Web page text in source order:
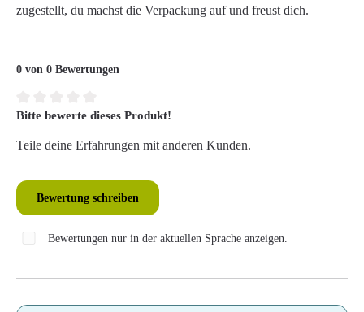
zugestellt, du machst die Verpackung auf und freust dich.
0 von 0 Bewertungen
Durchschnittliche Bewertung von 0 von 5 Sternen
Bitte bewerte dieses Produkt!
Teile deine Erfahrungen mit anderen Kunden.
Bewertung schreiben
Bewertungen nur in der aktuellen Sprache anzeigen.